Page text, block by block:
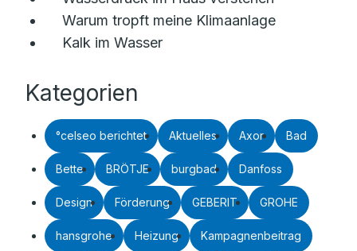
Warum tropft meine Klimaanlage
Kalk im Wasser
Kategorien
°celseo berichtet Aktuelles Axor Bad
Bette BRÖTJE burgbad Danfoss
Design Förderung GEBERIT GROHE
hansgrohe Heizung Kampagnenbeitrag